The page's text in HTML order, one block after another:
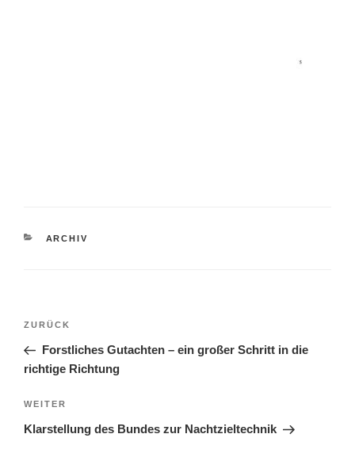
KATEGORIEN
ARCHIV
Beitragsnavigation
Vorheriger
Beitrag
ZURÜCK
Forstliches Gutachten – ein großer Schritt in die
richtige Richtung
Nächster
Beitrag
WEITER
Klarstellung des Bundes zur Nachtzieltechnik